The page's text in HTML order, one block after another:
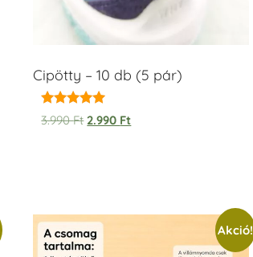
Cipötty – 10 db (5 pár)
Értékelés:
5.00
3.990Ft 2.990 Ft
Akció!